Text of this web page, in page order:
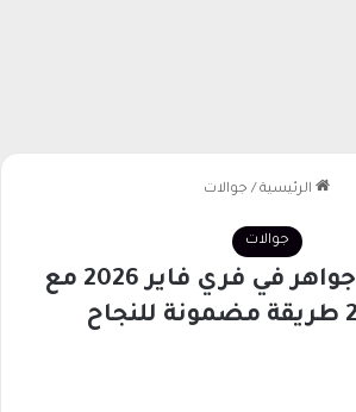
الرئيسية / جوالات
جوالات
شحن 2200 جواهر في فري فاير 2026 مع